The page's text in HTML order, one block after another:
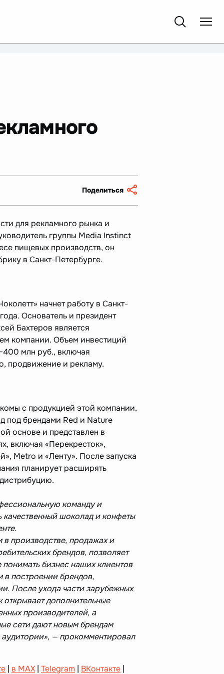
Поделиться
для рекламного рынка и
группы Media Instinct
пищевых производств, он
в Санкт-Петербурге.
начнет работу в Санкт-
Основатель и президент
Бахтеров является
компании. Объем инвестиций
млн руб., включая
продвижение и рекламу.
с продукцией этой компании.
под брендами Red и Nature
основе и представлен в
включая «Перекресток»,
Metro и «Ленту». После запуска
планирует расширять
команду и
шоколад и конфеты
производстве, продажах и
брендов, позволяет
бизнес наших клиентов
в построении брендов,
После ухода части зарубежных
дополнительные
производителей, а
сети дают новым брендам
— прокомментировал
| в MAX | Telegram | ВКонтакте |